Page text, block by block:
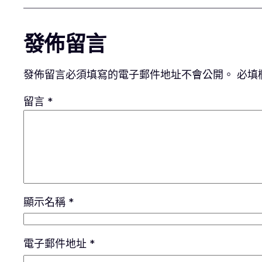
發佈留言
發佈留言必須填寫的電子郵件地址不會公開。 必填
留言 *
顯示名稱 *
電子郵件地址 *